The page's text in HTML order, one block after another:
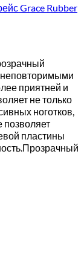
Grace Rubber
неповторимыми
приятней и
не только
ноготков,
позволяет
пластины